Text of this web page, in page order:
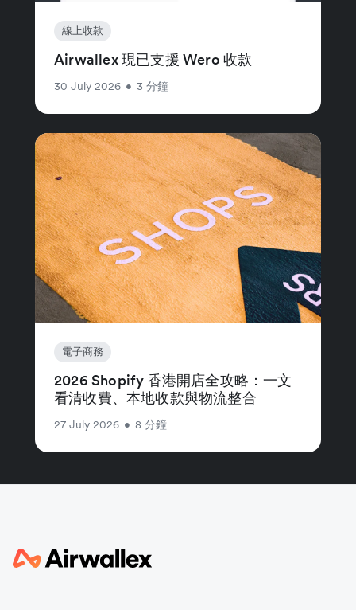
線上收款
Airwallex 現已支援 Wero 收款
30 July 2026 • 3 分鐘
電子商務
2026 Shopify 香港開店全攻略：一文
看清收費、本地收款與物流整合
27 July 2026 • 8 分鐘